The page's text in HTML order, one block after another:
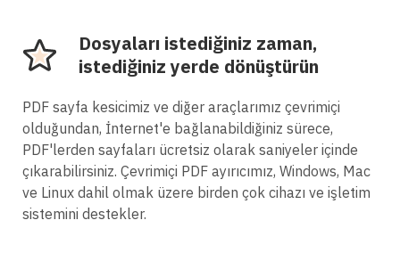
Dosyaları istediğiniz zaman,
istediğiniz yerde dönüştürün
PDF sayfa kesicimiz ve diğer araçlarımız çevrimiçi
olduğundan, İnternet'e bağlanabildiğiniz sürece,
PDF'lerden sayfaları ücretsiz olarak saniyeler içinde
çıkarabilirsiniz. Çevrimiçi PDF ayırıcımız, Windows, Mac
ve Linux dahil olmak üzere birden çok cihazı ve işletim
sistemini destekler.